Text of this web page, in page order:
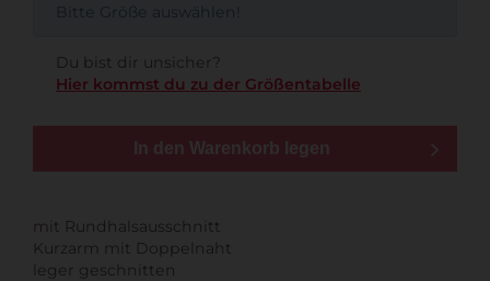
Bitte Größe auswählen!
Du bist dir unsicher?
Hier kommst du zu der Größentabelle
In den Warenkorb legen
mit Rundhalsausschnitt
Kurzarm mit Doppelnaht
leger geschnitten